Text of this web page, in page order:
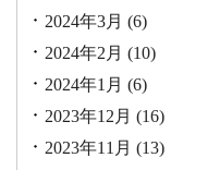
2024年3月 (6)
2024年2月 (10)
2024年1月 (6)
2023年12月 (16)
2023年11月 (13)